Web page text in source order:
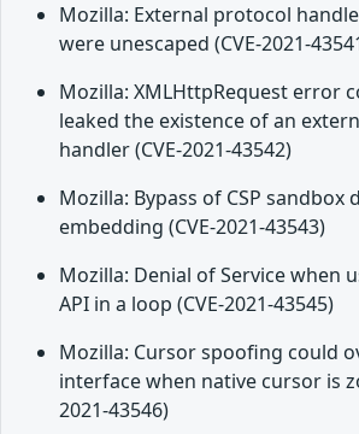
Mozilla: External protocol
were unescaped (CVE-2021-
Mozilla: XMLHttpRequest error
leaked the existence of an
handler (CVE-2021-43542)
Mozilla: Bypass of CSP sandbox
embedding (CVE-2021-43543)
Mozilla: Denial of Service when
API in a loop (CVE-2021-43545)
Mozilla: Cursor spoofing could
interface when native cursor is
2021-43546)